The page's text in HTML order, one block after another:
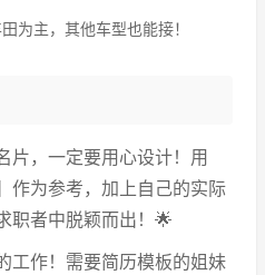
为主，其他车型也能接！
片，一定要用心设计！用
作为参考，加上自己的实际
职者中脱颖而出！🌟
工作！需要简历模板的姐妹